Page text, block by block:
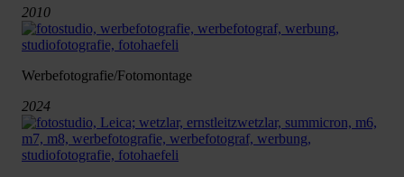
2010
Werbefotografie/Fotomontage
2024